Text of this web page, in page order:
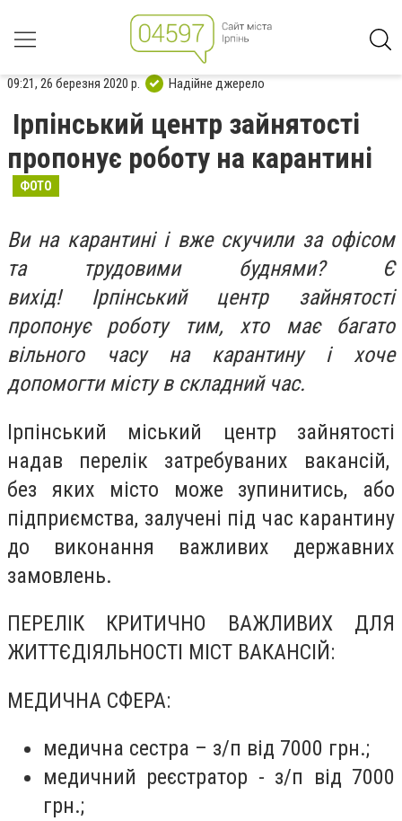
09:21, 26 березня 2020 р. Надійне джерело
Ірпінський центр зайнятості
пропонує роботу на карантині
ФОТО
Ви на карантині і вже скучили за офісом
та трудовими буднями? Є
вихід! Ірпінський центр зайнятості
пропонує роботу тим, хто має багато
вільного часу на карантину і хоче
допомогти місту в складний час.
Ірпінський міський центр зайнятості
надав перелік затребуваних вакансій,
без яких місто може зупинитись, або
підприємства, залучені під час карантину
до виконання важливих державних
замовлень.
ПЕРЕЛІК КРИТИЧНО ВАЖЛИВИХ ДЛЯ
ЖИТТЄДІЯЛЬНОСТІ МІСТ ВАКАНСІЙ:
МЕДИЧНА СФЕРА:
медична сестра – з/п від 7000 грн.;
медичний реєстратор - з/п від 7000
грн.;